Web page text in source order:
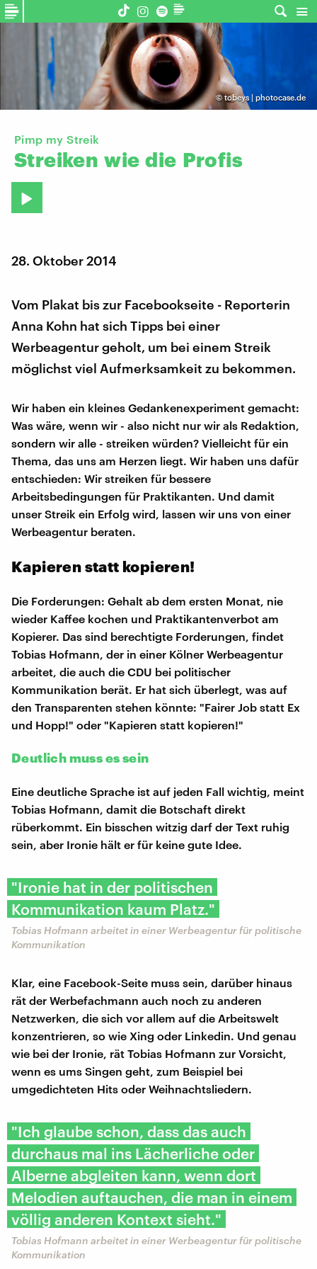
© tobeys | photocase.de
Pimp my Streik
Streiken wie die Profis
28. Oktober 2014
Vom Plakat bis zur Facebookseite - Reporterin
Anna Kohn hat sich Tipps bei einer
Werbeagentur geholt, um bei einem Streik
möglichst viel Aufmerksamkeit zu bekommen.
Wir haben ein kleines Gedankenexperiment gemacht:
Was wäre, wenn wir - also nicht nur wir als Redaktion,
sondern wir alle - streiken würden? Vielleicht für ein
Thema, das uns am Herzen liegt. Wir haben uns dafür
entschieden: Wir streiken für bessere
Arbeitsbedingungen für Praktikanten. Und damit
unser Streik ein Erfolg wird, lassen wir uns von einer
Werbeagentur beraten.
Kapieren statt kopieren!
Die Forderungen: Gehalt ab dem ersten Monat, nie
wieder Kaffee kochen und Praktikantenverbot am
Kopierer. Das sind berechtigte Forderungen, findet
Tobias Hofmann, der in einer Kölner Werbeagentur
arbeitet, die auch die CDU bei politischer
Kommunikation berät. Er hat sich überlegt, was auf
den Transparenten stehen könnte: "Fairer Job statt Ex
und Hopp!" oder "Kapieren statt kopieren!"
Deutlich muss es sein
Eine deutliche Sprache ist auf jeden Fall wichtig, meint
Tobias Hofmann, damit die Botschaft direkt
rüberkommt. Ein bisschen witzig darf der Text ruhig
sein, aber Ironie hält er für keine gute Idee.
"Ironie hat in der politischen
Kommunikation kaum Platz."
Tobias Hofmann arbeitet in einer Werbeagentur für politische
Kommunikation
Klar, eine Facebook-Seite muss sein, darüber hinaus
rät der Werbefachmann auch noch zu anderen
Netzwerken, die sich vor allem auf die Arbeitswelt
konzentrieren, so wie Xing oder Linkedin. Und genau
wie bei der Ironie, rät Tobias Hofmann zur Vorsicht,
wenn es ums Singen geht, zum Beispiel bei
umgedichteten Hits oder Weihnachtsliedern.
"Ich glaube schon, dass das auch
durchaus mal ins Lächerliche oder
Alberne abgleiten kann, wenn dort
Melodien auftauchen, die man in einem
völlig anderen Kontext sieht."
Tobias Hofmann arbeitet in einer Werbeagentur für politische
Kommunikation